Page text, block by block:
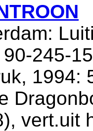
245-
1994:
vert.uit